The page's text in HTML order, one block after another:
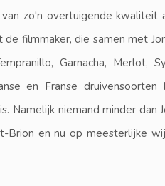
zo'n overtuigende kwaliteit
filmmaker, die samen met
Garnacha, Merlot,
en Franse
niemand minder dan
en nu op meesterlijke